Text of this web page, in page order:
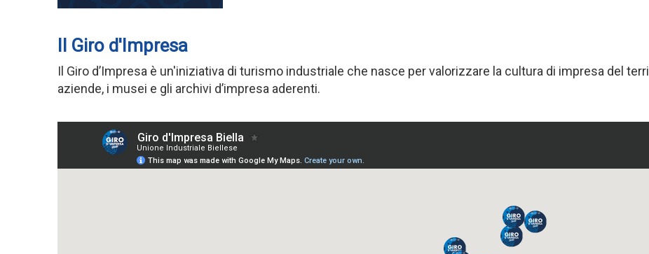
Il Giro d'Impresa
Il Giro d’Impresa è un'iniziativa di turismo industriale che nasce per valorizzare la cultura di impresa del
aziende, i musei e gli archivi d’impresa aderenti.